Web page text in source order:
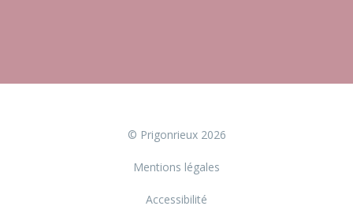
© Prigonrieux 2026
Mentions légales
Accessibilité